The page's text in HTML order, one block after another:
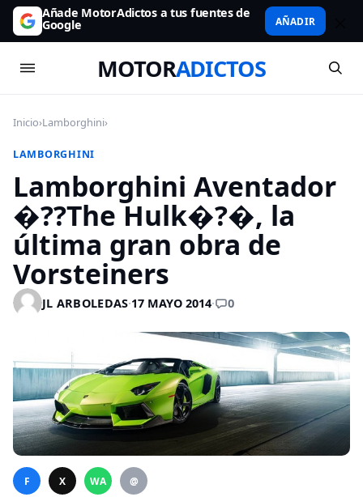
Añade MotorAdictos a tus fuentes de
Google AÑADIR
MOTORADICTOS
Inicio›Lamborghini›
LAMBORGHINI
Lamborghini Aventador
�??The Hulk�?�, la
última gran obra de
Vorsteiners
JL ARBOLEDAS·17 MAYO 2014· 0
F X WA @